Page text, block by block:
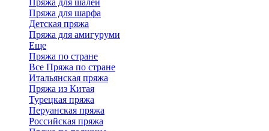
Пряжа для шарфа
Детская пряжа
Пряжа для амигуруми
Еще
Пряжа по стране
Все Пряжа по стране
Итальянская пряжа
Пряжа из Китая
Турецкая пряжа
Перуанская пряжа
Российская пряжа